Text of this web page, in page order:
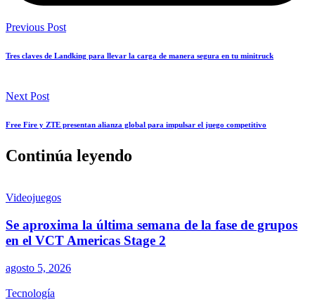
Previous Post
Tres claves de Landking para llevar la carga de manera segura en tu minitruck
Next Post
Free Fire y ZTE presentan alianza global para impulsar el juego competitivo
Continúa leyendo
Videojuegos
Se aproxima la última semana de la fase de grupos
en el VCT Americas Stage 2
agosto 5, 2026
Tecnología